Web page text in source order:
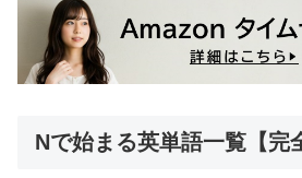
Nで始まる英単語一覧【完